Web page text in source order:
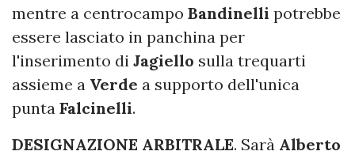
mentre a centrocampo Bandinelli potrebbe
essere lasciato in panchina per
l'inserimento di Jagiello sulla trequarti
assieme a Verde a supporto dell'unica
punta Falcinelli.
DESIGNAZIONE ARBITRALE. Sarà Alberto